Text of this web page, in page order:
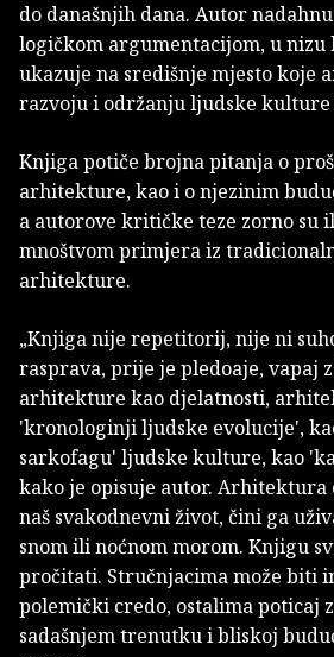
do današnjih dana. Autor
logičkom argumentacijom, u
ukazuje na središnje mjesto koje
razvoju i održanju ljudske
Knjiga potiče brojna pitanja o
arhitekture, kao i o njezinim
a autorove kritičke teze zorno su
mnoštvom primjera iz
arhitekture.
„Knjiga nije repetitorij, nije ni
rasprava, prije je pledoaje, vapaj
arhitekture kao djelatnosti,
'kronologinji ljudske evolucije',
sarkofagu' ljudske kulture, kao
kako je opisuje autor.
naš svakodnevni život, čini ga
snom ili noćnom morom. Knjigu
pročitati. Stručnjacima može biti
polemički credo, ostalima poticaj
sadašnjem trenutku i bliskoj